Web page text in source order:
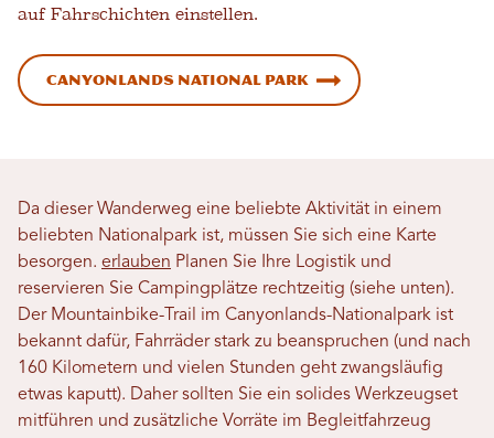
auf Fahrschichten einstellen.
Canyonlands National Park
Da dieser Wanderweg eine beliebte Aktivität in einem
beliebten Nationalpark ist, müssen Sie sich eine Karte
besorgen. erlauben Planen Sie Ihre Logistik und
reservieren Sie Campingplätze rechtzeitig (siehe unten).
Der Mountainbike-Trail im Canyonlands-Nationalpark ist
bekannt dafür, Fahrräder stark zu beanspruchen (und nach
160 Kilometern und vielen Stunden geht zwangsläufig
etwas kaputt). Daher sollten Sie ein solides Werkzeugset
mitführen und zusätzliche Vorräte im Begleitfahrzeug